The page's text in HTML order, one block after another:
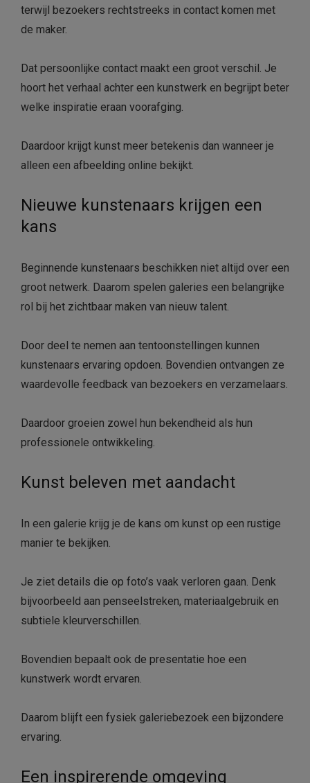
terwijl bezoekers rechtstreeks in contact komen met
de maker.
Dat persoonlijke contact maakt een groot verschil. Je
hoort het verhaal achter een kunstwerk en begrijpt beter
welke inspiratie eraan voorafging.
Daardoor krijgt kunst meer betekenis dan wanneer je
alleen een afbeelding online bekijkt.
Nieuwe kunstenaars krijgen een
kans
Beginnende kunstenaars beschikken niet altijd over een
groot netwerk. Daarom spelen galeries een belangrijke
rol bij het zichtbaar maken van nieuw talent.
Door deel te nemen aan tentoonstellingen kunnen
kunstenaars ervaring opdoen. Bovendien ontvangen ze
waardevolle feedback van bezoekers en verzamelaars.
Daardoor groeien zowel hun bekendheid als hun
professionele ontwikkeling.
Kunst beleven met aandacht
In een galerie krijg je de kans om kunst op een rustige
manier te bekijken.
Je ziet details die op foto’s vaak verloren gaan. Denk
bijvoorbeeld aan penseelstreken, materiaalgebruik en
subtiele kleurverschillen.
Bovendien bepaalt ook de presentatie hoe een
kunstwerk wordt ervaren.
Daarom blijft een fysiek galeriebezoek een bijzondere
ervaring.
Een inspirerende omgeving